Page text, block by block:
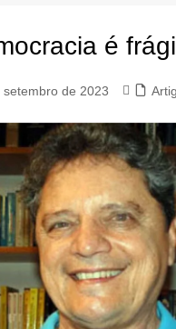
é
setembro de 2023